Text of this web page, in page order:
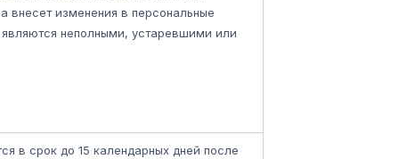
внесет изменения в персональные
неполными, устаревшими или
в срок до 15 календарных дней после